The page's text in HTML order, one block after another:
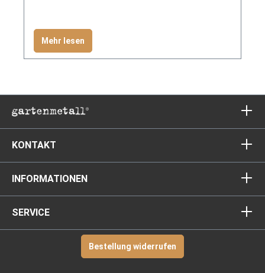
Mehr lesen
KONTAKT
INFORMATIONEN
SERVICE
Bestellung widerrufen